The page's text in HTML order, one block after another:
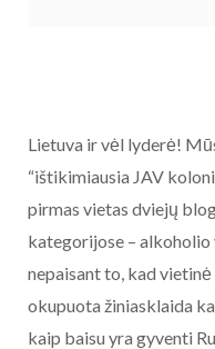
Lietuva ir vėl lyderė!
“ištikimiausia JAV
pirmas vietas dviejų
kategorijose –
nepaisant to, kad
okupuota žiniasklaida
kaip baisu yra gyventi